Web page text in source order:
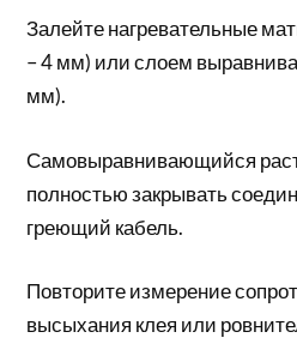
Залейте нагревательные
– 4 мм) или слоем
мм).
Самовыравнивающийся
полностью закрывать
греющий кабель.
Повторите измерение
высыхания клея или